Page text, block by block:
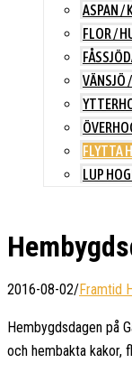
ASPAN /
FLOR /
VÄNSJÖ
FLYTTA
LUP
2016-08-02/Framtid
Hembygdsdagen på
och hembakta kakor,